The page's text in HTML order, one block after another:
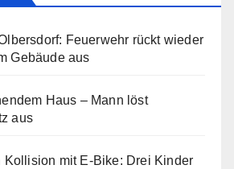
Feuerwehr rückt wieder
Gebäude aus
Haus – Mann löst
aus
Kollision mit E-Bike: Drei Kinder